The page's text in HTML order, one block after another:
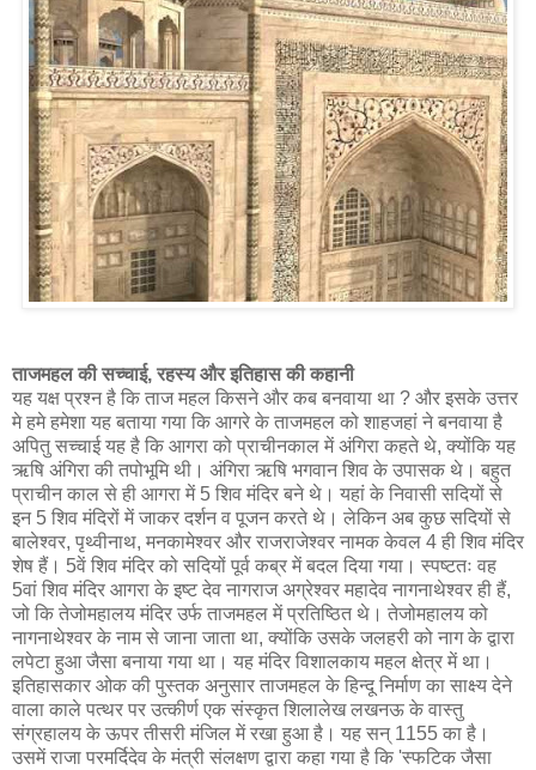
ताजमहल की सच्चाई, रहस्य और इतिहास की कहानी
यह यक्ष प्रश्न है कि ताज महल किसने और कब बनवाया था ? और इसके उत्तर
मे हमे हमेशा यह बताया गया कि आगरे के ताजमहल को शाहजहां ने बनवाया है
अपितु सच्चाई यह है कि आगरा को प्राचीनकाल में अंगिरा कहते थे, क्योंकि यह
ऋषि अंगिरा की तपोभूमि थी। अंगिरा ऋषि भगवान शिव के उपासक थे। बहुत
प्राचीन काल से ही आगरा में 5 शिव मंदिर बने थे। यहां के निवासी सदियों से
इन 5 शिव मंदिरों में जाकर दर्शन व पूजन करते थे। लेकिन अब कुछ सदियों से
बालेश्वर, पृथ्वीनाथ, मनकामेश्वर और राजराजेश्वर नामक केवल 4 ही शिव मंदिर
शेष हैं। 5वें शिव मंदिर को सदियों पूर्व कब्र में बदल दिया गया। स्पष्टतः वह
5वां शिव मंदिर आगरा के इष्ट देव नागराज अग्रेश्वर महादेव नागनाथेश्वर ही हैं,
जो कि तेजोमहालय मंदिर उर्फ ताजमहल में प्रतिष्ठित थे। तेजोमहालय को
नागनाथेश्वर के नाम से जाना जाता था, क्योंकि उसके जलहरी को नाग के द्वारा
लपेटा हुआ जैसा बनाया गया था। यह मंदिर विशालकाय महल क्षेत्र में था।
इतिहासकार ओक की पुस्तक अनुसार ताजमहल के हिन्दू निर्माण का साक्ष्य देने
वाला काले पत्थर पर उत्कीर्ण एक संस्कृत शिलालेख लखनऊ के वास्तु
संग्रहालय के ऊपर तीसरी मंजिल में रखा हुआ है। यह सन् 1155 का है।
उसमें राजा परमर्दिदेव के मंत्री संलक्षण द्वारा कहा गया है कि 'स्फटिक जैसा